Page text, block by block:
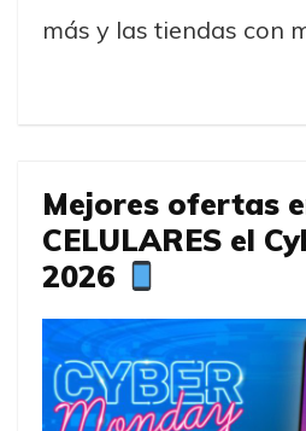
más y las tiendas con
Mejores ofertas
CELULARES el
2026